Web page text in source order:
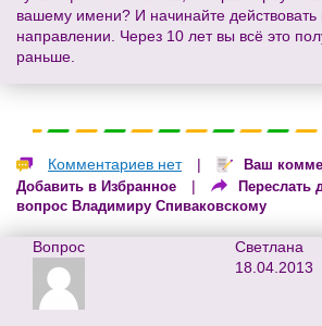
вашему имени? И начинайте
направлении. Через 10 лет вы всё это
раньше.
Комментариев нет | Ваш
Добавить в Избранное | Переслать
вопрос Владимиру Спиваковскому
Вопрос
Светлана
18.04.2013